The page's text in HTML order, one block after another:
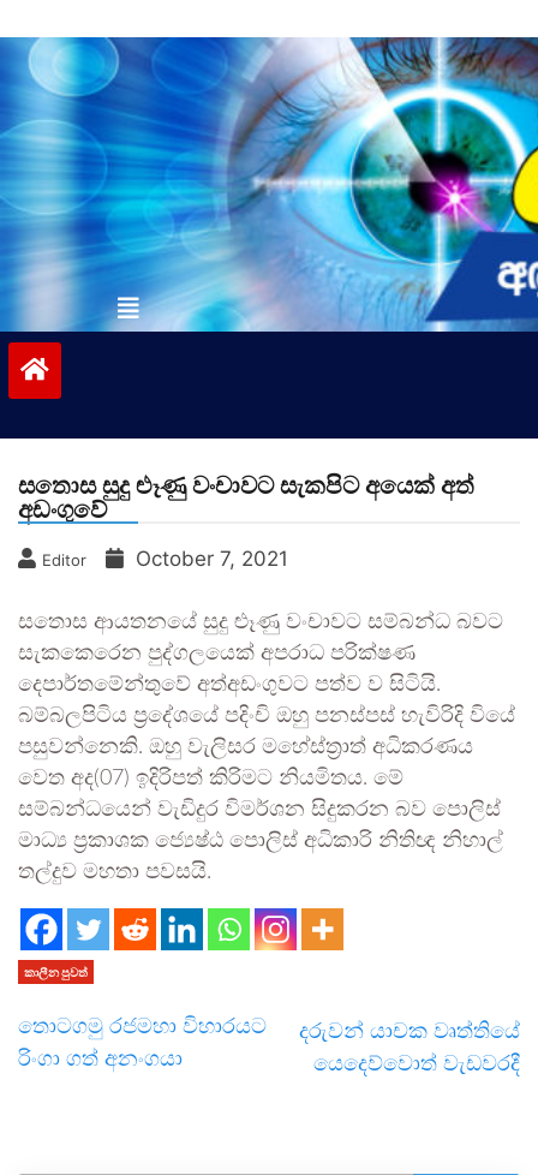
to
contentvinivida.lk
සතොස සුදු ළුෑණු වංචාවට සැකපිට අ‍යෙක් අත්
අඩංගුවේ
Editor October 7, 2021
සතොස ආයතනයේ සුදු ළුෑණු වංචාවට සම්බන්ධ බවට
සැකකෙරෙන පුද්ගලයෙක් අපරාධ පරික්ෂණ
දෙපාර්තමේන්තුවේ අත්අඩංගුවට පත්ව ව සිටියි.
බම්බලපිටිය ප්‍රදේශයේ පදිංචි ඔහු පනස්පස් හැවිරිදි වියේ
පසුවන්නෙකි. ඔහු වැලිසර මහේස්ත්‍රාත් අධිකරණය
වෙත අද(07) ඉදිරිපත් කිරිමට නියමිතය. මේ
සම්බන්ධයෙන් වැඩිදුර විමර්ශන සිදුකරන බව පොලිස්
මාධ්‍ය ප්‍රකාශක ජ්‍යෙෂ්ඨ පොලිස් අධිකාරි නිතිඥ නිහාල්
තල්දුව මහතා පවසයි.
කාලීන පුවත්
තොටගමු රජමහා විහාරයට
රිංගා ගත් අනංගයා
දරුවන් යාචක වෘත්තියේ
යෙදෙව්වොත් වැඩවරදී